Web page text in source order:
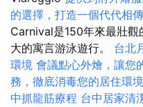
的選擇，打造一個代代相
Carnival是150年來最壯
大的寓言游泳遊行。 台北
環境 會議點心外燴，讓您
務，徹底消毒您的居住環境
中抓龍筋療程 台中居家清